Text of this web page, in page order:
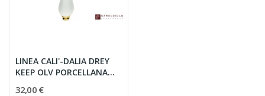
LINEA CALI'-DALIA DREY
KEEP OLV PORCELLANA
32,00 €